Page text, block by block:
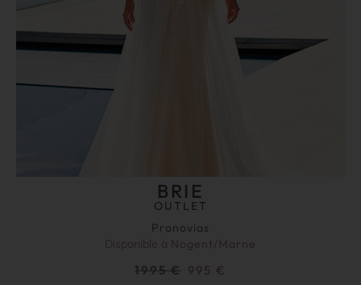
BRIE
OUTLET
Pronovias
Disponible à Nogent/Marne
1995€ 995 €